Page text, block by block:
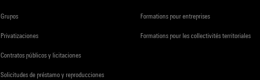
Grupos
Privatizaciones
Contratos públicos y licitaciones
Solicitudes de préstamo y reproducciones
Formations pour entreprises
Formations pour les collectivités territoriales